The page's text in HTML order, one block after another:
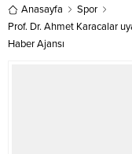
Anasayfa
Spor
Prof. Dr. Ahmet Karacalar
Haber Ajansı